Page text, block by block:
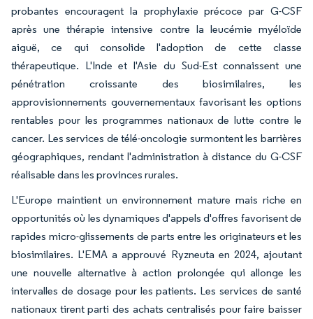
probantes encouragent la prophylaxie précoce par G-CSF
après une thérapie intensive contre la leucémie myéloïde
aiguë, ce qui consolide l'adoption de cette classe
thérapeutique. L'Inde et l'Asie du Sud-Est connaissent une
pénétration croissante des biosimilaires, les
approvisionnements gouvernementaux favorisant les options
rentables pour les programmes nationaux de lutte contre le
cancer. Les services de télé-oncologie surmontent les barrières
géographiques, rendant l'administration à distance du G-CSF
réalisable dans les provinces rurales.
L'Europe maintient un environnement mature mais riche en
opportunités où les dynamiques d'appels d'offres favorisent de
rapides micro-glissements de parts entre les originateurs et les
biosimilaires. L'EMA a approuvé Ryzneuta en 2024, ajoutant
une nouvelle alternative à action prolongée qui allonge les
intervalles de dosage pour les patients. Les services de santé
nationaux tirent parti des achats centralisés pour faire baisser